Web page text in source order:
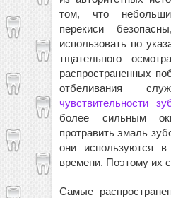
том, что
перекиси
использовать по
тщательного
распространенных
отбеливания
чувствительности
более сильным
протравить эмаль
они используются в
времени. Поэтому их
Самые